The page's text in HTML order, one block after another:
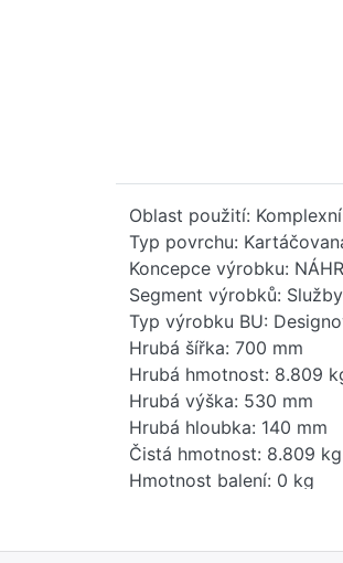
Oblast použití: Komplexní
Typ povrchu:
Koncepce výrobku:
Segment výrobků: Služby
Typ výrobku BU:
Hrubá šířka: 700 mm
Hrubá hmotnost: 8.809
Hrubá výška: 530 mm
Hrubá hloubka: 140 mm
Čistá hmotnost: 8.809 kg
Hmotnost balení: 0 kg